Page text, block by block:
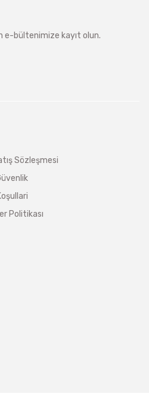
e-bültenimize kayıt olun.
Sözleşmesi
Politikası